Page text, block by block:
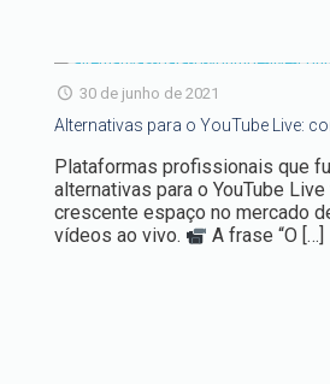
30 de junho de 2021
Alternativas para o YouTube Live:
Plataformas profissionais que
alternativas para o YouTube
crescente espaço no mercado
vídeos ao vivo.
A frase “O […]